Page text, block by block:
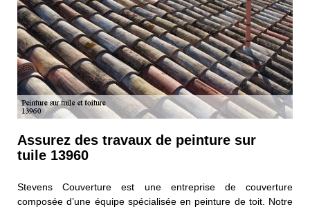
Assurez des travaux de peinture sur
tuile 13960
Stevens Couverture est une entreprise de couverture
composée d’une équipe spécialisée en peinture de toit. Notre